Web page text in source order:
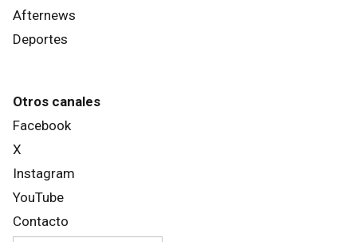
Afternews
Deportes
Otros canales
Facebook
X
Instagram
YouTube
Contacto